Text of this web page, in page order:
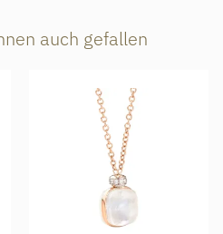
auch gefallen